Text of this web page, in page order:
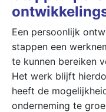
Een persoonlijk
stappen een
te kunnen bereiken
Het werk blijft
heeft de
onderneming te